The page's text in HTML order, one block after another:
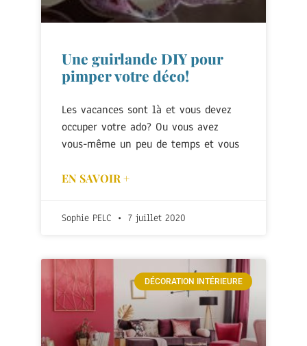
Une guirlande DIY pour
pimper votre déco!
Les vacances sont là et vous devez
occuper votre ado? Ou vous avez
vous-même un peu de temps et vous
EN SAVOIR +
Sophie PELC 7 juillet 2020
DÉCORATION INTÉRIEURE